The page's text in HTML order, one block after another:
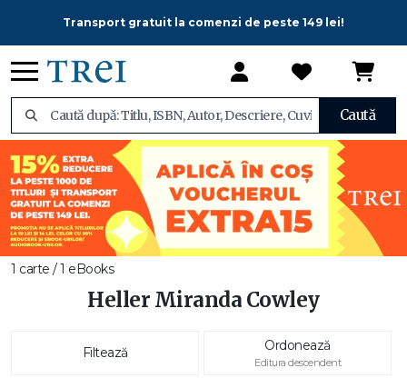
Transport gratuit la comenzi de peste 149 lei!
Caută
1 carte / 1 eBooks
Heller Miranda Cowley
Filtează Ordonează
Editura descendent